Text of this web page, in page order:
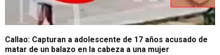
Callao: Capturan a adolescente de 17 años acusado de
matar de un balazo en la cabeza a una mujer